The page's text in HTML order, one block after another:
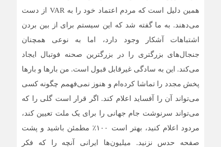
همین دلیل است که مردم اعتماد خود را به VAR از دست
می‌دهند. به ما گفته شد که این سیستم برای از بین بردن
اشتباهات آشکار وجود دارد، اما به نوعی همچنان
جنجال‌های بزرگتری را در بزرگترین صحنه فوتبال ایجاد
می‌کند. این به سادگی غیرقابل قبول است. من بارها و بارها
پخش مجدد را تماشا کرده‌ام و هنوز نمی‌فهمم چگونه کسی
می‌تواند آن را آفساید اعلام کند. اگر قرار است گلی را که
می‌تواند سرنوشت جام جهانی را برای یک ملت تعیین کند،
مردود اعلام کنید، بهتر است ۱۰۰٪ مطمئن باشید و پشت
صفحه حدس نزنید. میلیون‌ها ایرانی آنچه را که فکر